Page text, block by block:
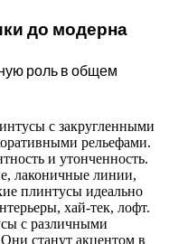
до модерна
роль в общем
с закругленными
рельефами.
и утонченность.
лаконичные линии,
плинтусы идеально
хай-тек, лофт.
с различными
станут акцентом в